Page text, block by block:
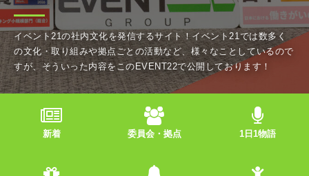
イベント21の社内文化を発信するサイト！イベント21では数多く
の文化・取り組みや拠点ごとの活動など、様々なことしているので
すが、そういった内容をこのEVENT22で公開しております！
新着 委員会・拠点 1日1物語